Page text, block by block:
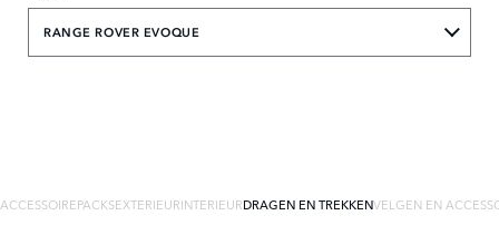
RANGE ROVER EVOQUE
ACCESSOIREPACKSEXTERIEURINTERIEURDRAGEN EN TREKKENVELGEN EN